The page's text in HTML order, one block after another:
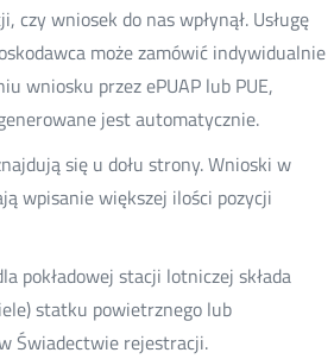
czy wniosek do nas wpłynął. Usługę
może zamówić indywidualnie
wniosku przez ePUAP lub PUE,
jest automatycznie.
się u dołu strony. Wnioski w
wpisanie większej ilości pozycji
pokładowej stacji lotniczej składa
statku powietrznego lub
Świadectwie rejestracji.